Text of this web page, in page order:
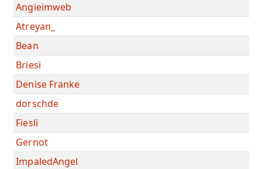
Angieimweb
Atreyan_
Bean
Briesi
Denise Franke
dorschde
Fiesli
Gernot
ImpaledAngel